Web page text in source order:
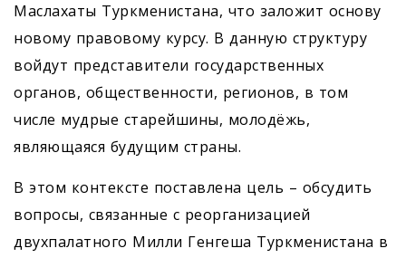
Маслахаты Туркменистана, что заложит основу
новому правовому курсу. В данную структуру
войдут представители государственных
органов, общественности, регионов, в том
числе мудрые старейшины, молодёжь,
являющаяся будущим страны.
В этом контексте поставлена цель – обсудить
вопросы, связанные с реорганизацией
двухпалатного Милли Генгеша Туркменистана в